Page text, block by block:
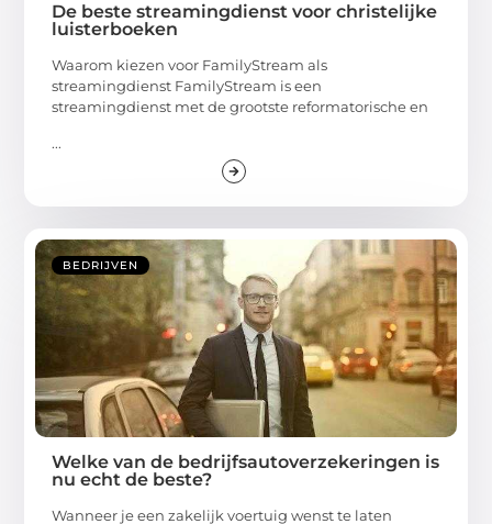
De beste streamingdienst voor christelijke
luisterboeken
Waarom kiezen voor FamilyStream als
streamingdienst FamilyStream is een
streamingdienst met de grootste reformatorische en
...
BEDRIJVEN
Welke van de bedrijfsautoverzekeringen is
nu echt de beste?
Wanneer je een zakelijk voertuig wenst te laten